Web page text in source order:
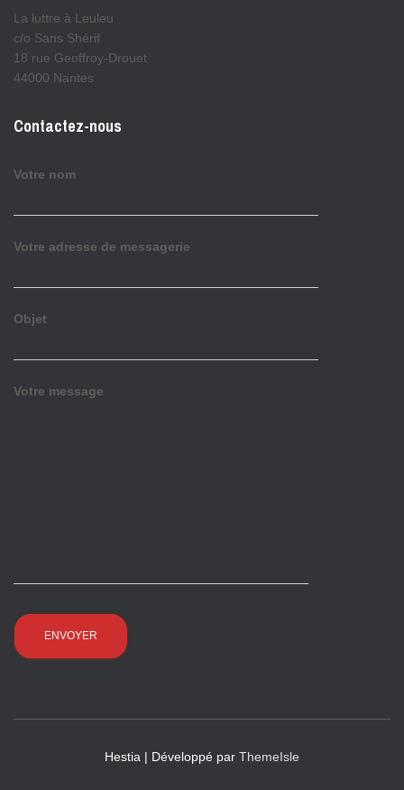
La luttre à Leuleu
c/o Sans Shérif
18 rue Geoffroy-Drouet
44000 Nantes
Contactez-nous
Votre nom
Votre adresse de messagerie
Objet
Votre message
Hestia | Développé par ThemeIsle